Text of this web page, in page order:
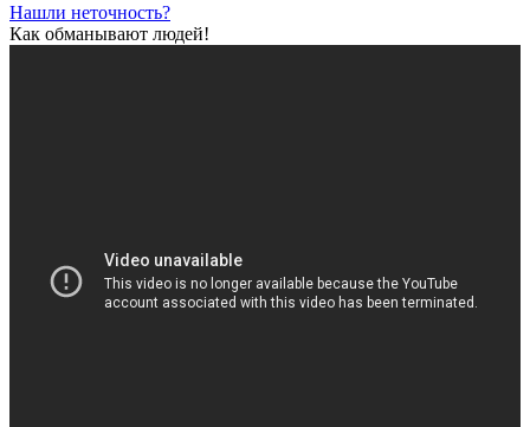
Нашли неточность?
Как обманывают людей!